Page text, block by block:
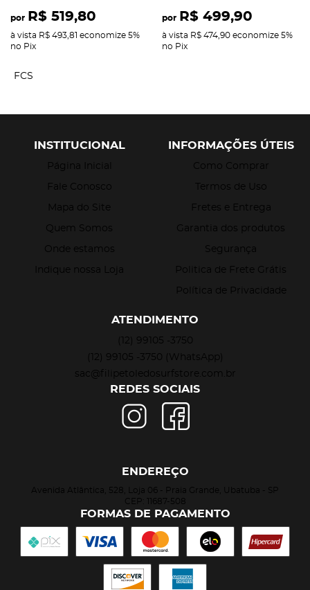
por R$ 519,80
à vista R$ 493,81 economize 5%
no Pix
por R$ 499,90
à vista R$ 474,90 economize 5%
no Pix
FCS
INSTITUCIONAL
Página Inicial
Fale Conosco
Mapa do Site
Quem Somos
Onde estamos
Indique nossa Loja
INFORMAÇÕES ÚTEIS
Como Comprar
Termos de Uso
Fretes e Entrega
Garantia dos produtos
Segurança
Politica de Frete Grátis
Política de Privacidade
ATENDIMENTO
(12)
99105 -3750
(12)
99105 -3750
(WhatsApp)
sac@filipetoledosurfstore.com.br
REDES SOCIAIS
ENDEREÇO
Avenida Atlântica, 528, Loja 06 - Praia Grande, Ubatuba - SP
CEP: 11687-508
FORMAS DE PAGAMENTO